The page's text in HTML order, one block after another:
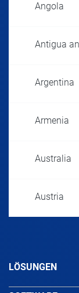
Angola
Antigua
Argentina
Armenia
Australia
Austria
Bahamas
LÖSUNGEN